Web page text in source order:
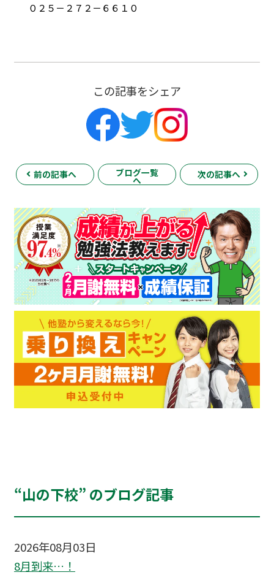
０２５－２７２－６６１０
この記事をシェア
前の記事へ ブログ一覧
へ
次の記事へ
“山の下校” のブログ記事
2026年08月03日
8月到来…！